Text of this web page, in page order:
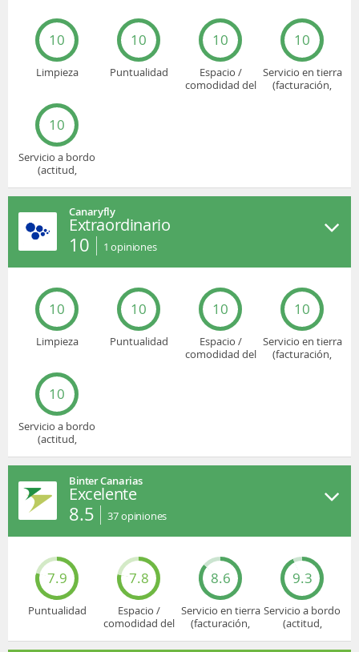
10
Limpieza
10
Puntualidad
10
Espacio /
comodidad del
10
Servicio en tierra
(facturación,
10
Servicio a bordo
(actitud,
Canaryfly
Extraordinario
10 1 opiniones
10
Limpieza
10
Puntualidad
10
Espacio /
comodidad del
10
Servicio en tierra
(facturación,
10
Servicio a bordo
(actitud,
Binter Canarias
Excelente
8.5 37opiniones
7.9
Puntualidad
7.8
Espacio /
comodidad del
8.6
Servicio en tierra
(facturación,
9.3
Servicio a bordo
(actitud,